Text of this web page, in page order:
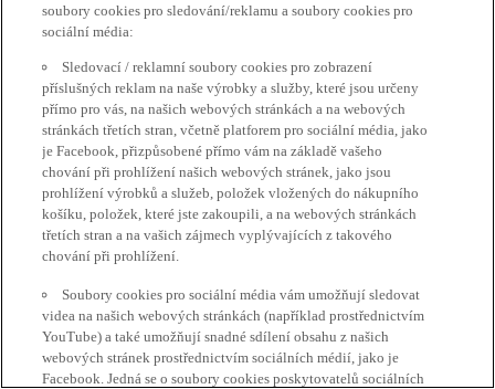
soubory cookies pro sledování/reklamu a soubory cookies pro
sociální média:
Sledovací / reklamní soubory cookies pro zobrazení
příslušných reklam na naše výrobky a služby, které jsou určeny
přímo pro vás, na našich webových stránkách a na webových
stránkách třetích stran, včetně platforem pro sociální média, jako
je Facebook, přizpůsobené přímo vám na základě vašeho
chování při prohlížení našich webových stránek, jako jsou
prohlížení výrobků a služeb, položek vložených do nákupního
košíku, položek, které jste zakoupili, a na webových stránkách
třetích stran a na vašich zájmech vyplývajících z takového
chování při prohlížení.
Soubory cookies pro sociální média vám umožňují sledovat
videa na našich webových stránkách (například prostřednictvím
YouTube) a také umožňují snadné sdílení obsahu z našich
webových stránek prostřednictvím sociálních médií, jako je
Facebook. Jedná se o soubory cookies poskytovatelů sociálních